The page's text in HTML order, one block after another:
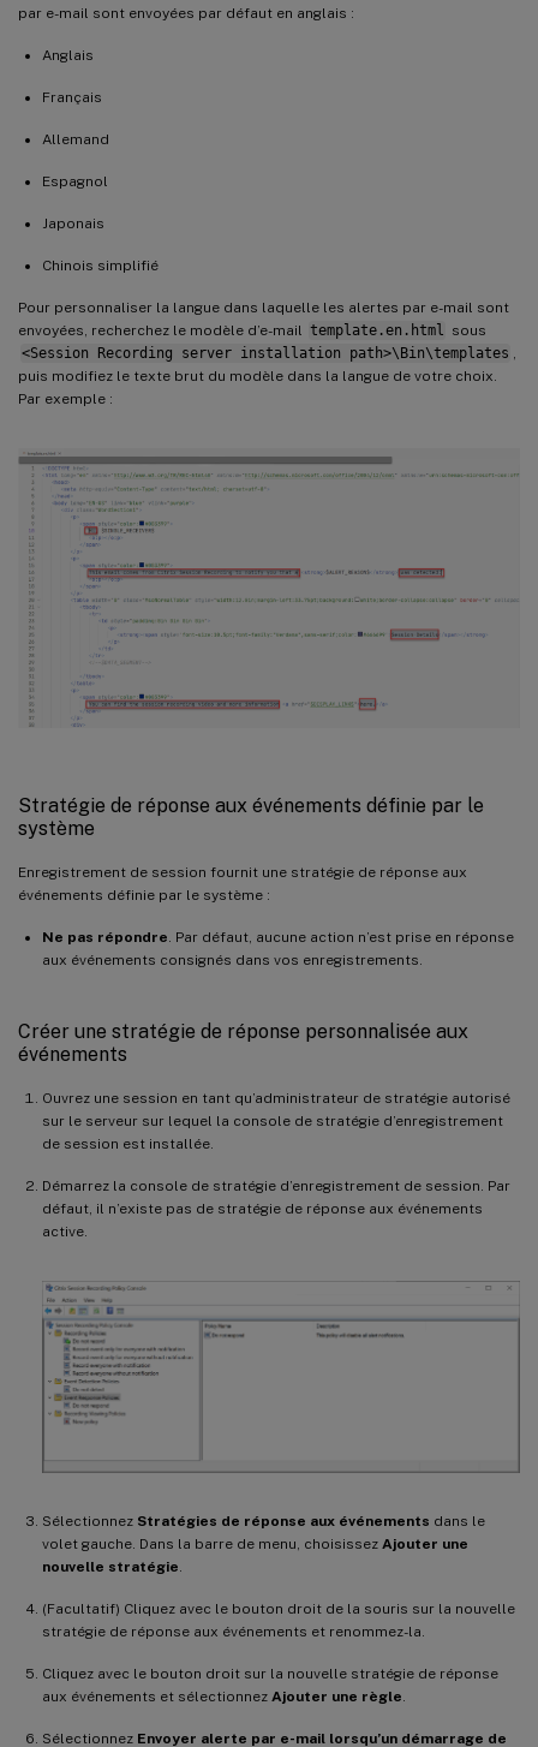
par e-mail sont envoyées par défaut en anglais :
Anglais
Français
Allemand
Espagnol
Japonais
Chinois simplifié
Pour personnaliser la langue dans laquelle les alertes par e-mail sont
envoyées, recherchez le modèle d’e-mail template.en.html sous
<Session Recording server installation path>\Bin\templates ,
puis modifiez le texte brut du modèle dans la langue de votre choix.
Par exemple :
Stratégie de réponse aux événements définie par le
système
Enregistrement de session fournit une stratégie de réponse aux
événements définie par le système :
Ne pas répondre. Par défaut, aucune action n’est prise en réponse
aux événements consignés dans vos enregistrements.
Créer une stratégie de réponse personnalisée aux
événements
Ouvrez une session en tant qu’administrateur de stratégie autorisé
sur le serveur sur lequel la console de stratégie d’enregistrement
de session est installée.
Démarrez la console de stratégie d’enregistrement de session. Par
défaut, il n’existe pas de stratégie de réponse aux événements
active.
Sélectionnez Stratégies de réponse aux événements dans le
volet gauche. Dans la barre de menu, choisissez Ajouter une
nouvelle stratégie.
(Facultatif) Cliquez avec le bouton droit de la souris sur la nouvelle
stratégie de réponse aux événements et renommez-la.
Cliquez avec le bouton droit sur la nouvelle stratégie de réponse
aux événements et sélectionnez Ajouter une règle.
Sélectionnez Envoyer alerte par e-mail lorsqu’un démarrage de